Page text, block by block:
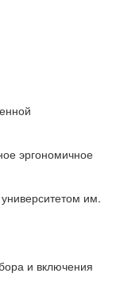
эргономичное
им.
и включения